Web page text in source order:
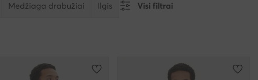
Medžiaga drabužiai Ilgis Visi filtrai